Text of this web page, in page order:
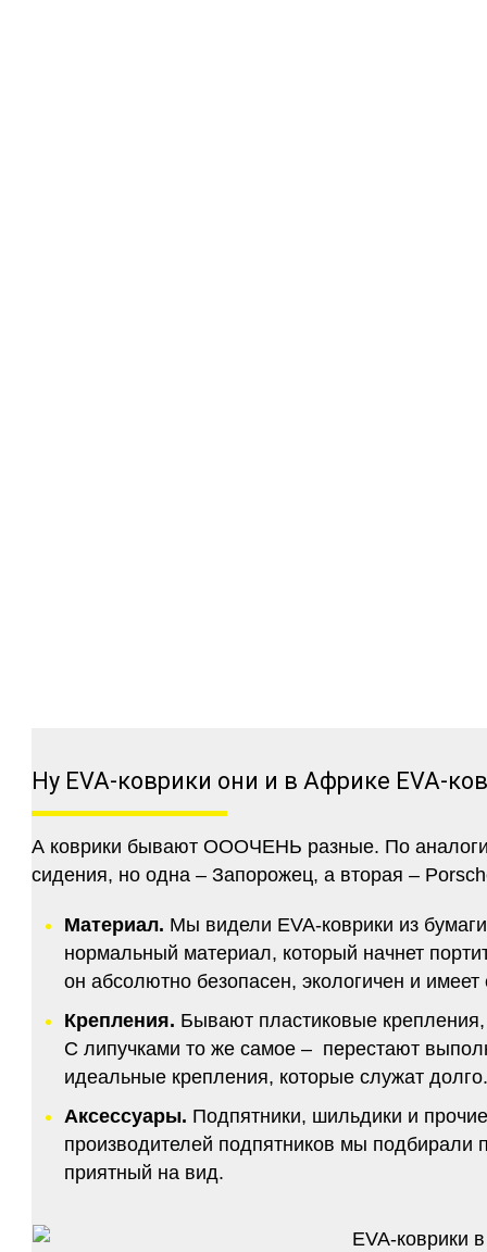
Ну EVA-коврики они и в Африке EVA-
А коврики бывают ОООЧЕНЬ разные. По
сидения, но одна – Запорожец, а вторая –
Материал. Мы видели EVA-коврики из
нормальный материал, который начнет
он абсолютно безопасен, экологичен и
Крепления. Бывают пластиковые
С липучками то же самое – перестают
идеальные крепления, которые служат
Аксессуары. Подпятники, шильдики и
производителей подпятников мы подбирали
приятный на вид.